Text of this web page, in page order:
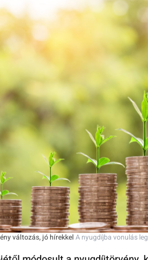
változás, jó hírekkelA nyugdíjba vonulás